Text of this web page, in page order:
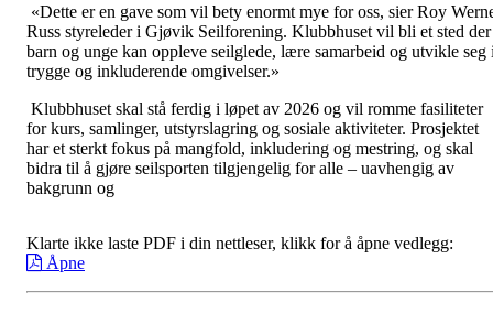
«Dette er en gave som vil bety enormt mye for oss, sier Roy
Russ styreleder i Gjøvik Seilforening. Klubbhuset vil bli et sted der
barn og unge kan oppleve seilglede, lære samarbeid og utvikle seg
trygge og inkluderende omgivelser.»
Klubbhuset skal stå ferdig i løpet av 2026 og vil romme fasiliteter
for kurs, samlinger, utstyrslagring og sosiale aktiviteter. Prosjektet
har et sterkt fokus på mangfold, inkludering og mestring, og skal
bidra til å gjøre seilsporten tilgjengelig for alle – uavhengig av
bakgrunn og
Klarte ikke laste PDF i din nettleser, klikk for å åpne vedlegg:
Åpne